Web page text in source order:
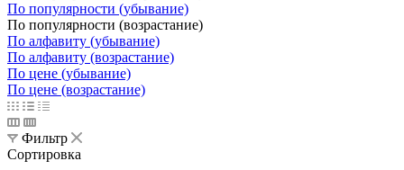
По популярности (убывание)
По популярности (возрастание)
По алфавиту (убывание)
По алфавиту (возрастание)
По цене (убывание)
По цене (возрастание)
Фильтр
Сортировка